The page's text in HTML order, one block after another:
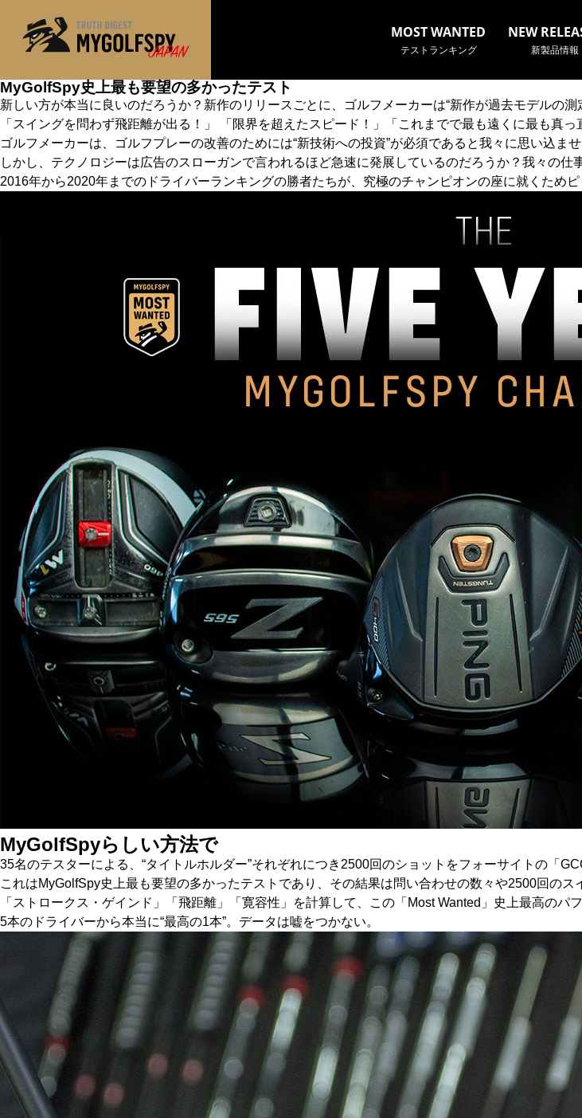
MOST WANTED
テストランキング
NEW
新製品情報
MyGolfSpy史上最も要望の多かったテスト
新しい方が本当に良いのだろうか？新作のリリースごとに、ゴルフメーカーは“新作が過去モデルの測
「スイングを問わず飛距離が出る！」 「限界を超えたスピード！」「これまでで最も遠くに最も真
ゴルフメーカーは、ゴルフプレーの改善のためには“新技術への投資”が必須であると我々に思い込ませ
しかし、テクノロジーは広告のスローガンで言われるほど急速に発展しているのだろうか？我々の
2016年から2020年までのドライバーランキングの勝者たちが、究極のチャンピオンの座に就くためピ
MyGolfSpyらしい方法で
35名のテスターによる、“タイトルホルダー”それぞれにつき2500回のショットをフォーサイトの「
これはMyGolfSpy史上最も要望の多かったテストであり、その結果は問い合わせの数々や2500回のス
「ストロークス・ゲインド」「飛距離」「寛容性」を計算して、この「Most Wanted」史上最高のパ
5本のドライバーから本当に“最高の1本”。データは嘘をつかない。
MOST WANTED テストランキング
NEW RELEASES 新製品情報
HOW TO ゴルフ上達・実践テクニック
製品レビュー
ドライバー
FAIRWAY WOODS フェアウェイウッド
WEDGES ウェッジ
PUTTERS パター
OTHER その他
Editor’s Picks 編集部のおすすめ
Our Team 私たちのチーム
Our Mission 私たちの使命
ABOUT US MyGolfSpyJapanとは？
※メーカー名やクラブ名など、検索したい事柄を入力し